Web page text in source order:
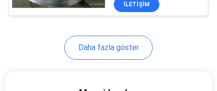
Tek Duvar Çelik Boru
ILETIŞIM
Daha fazla göster